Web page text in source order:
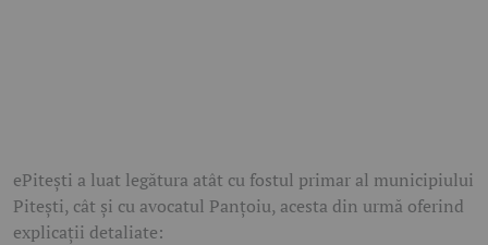
ePitești a luat legătura atât cu fostul primar al municipiului
Pitești, cât și cu avocatul Panțoiu, acesta din urmă oferind
explicații detaliate: